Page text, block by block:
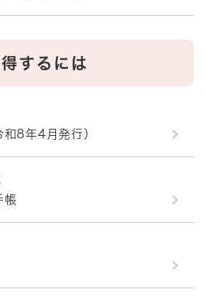
するには
8年4月発行）
帳